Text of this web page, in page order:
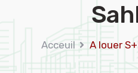
Acceuil A louer